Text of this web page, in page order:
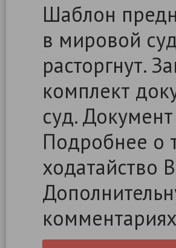
Шаблон
в мировой
расторгнут.
комплект
суд.
Подробнее о
ходатайство